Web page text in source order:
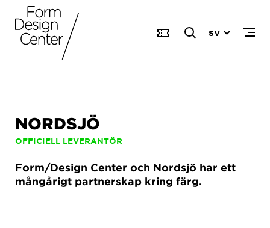
SV
NORDSJÖ
OFFICIELL LEVERANTÖR
Form/Design Center och Nordsjö har ett
mångårigt partnerskap kring färg.